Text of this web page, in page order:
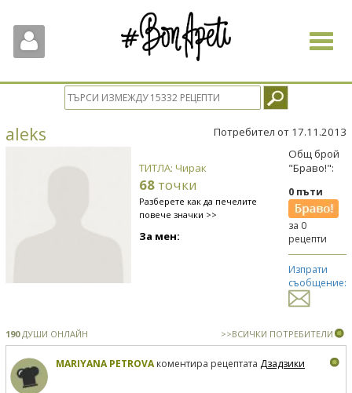
Toggle
aleks Потребител от 17.11.2013
ТИТЛА: Чирак
68 точки
Разберете как да печелите
повече значки >>
За мен:
Общ брой
"Браво!":
0 пъти
за 0
рецепти
Изпрати
съобщение:
190ДУШИ ОНЛАЙН >>ВСИЧКИ ПОТРЕБИТЕЛИ
MARIYANA PETROVAкоментира рецептата Дзадзики